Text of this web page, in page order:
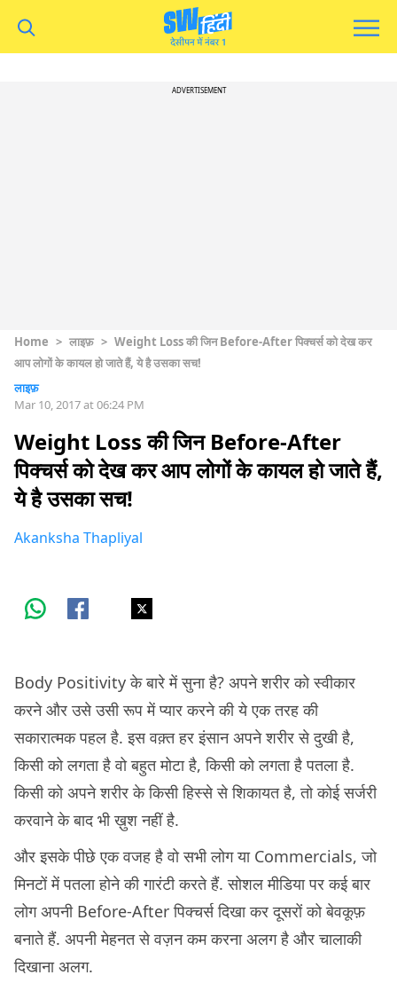
ADVERTISEMENT
Home > लाइफ़ > Weight Loss की जिन Before-After पिक्चर्स को देख कर
आप लोगों के कायल हो जाते हैं, ये है उसका सच!
लाइफ़
Mar 10, 2017 at 06:24 PM
Weight Loss की जिन Before-After
पिक्चर्स को देख कर आप लोगों के कायल हो जाते हैं,
ये है उसका सच!
Akanksha Thapliyal
Body Positivity के बारे में सुना है? अपने शरीर को स्वीकार
करने और उसे उसी रूप में प्यार करने की ये एक तरह की
सकारात्मक पहल है. इस वक़्त हर इंसान अपने शरीर से दुखी है,
किसी को लगता है वो बहुत मोटा है, किसी को लगता है पतला है.
किसी को अपने शरीर के किसी हिस्से से शिकायत है, तो कोई सर्जरी
करवाने के बाद भी ख़ुश नहीं है.
और इसके पीछे एक वजह है वो सभी लोग या Commercials, जो
मिनटों में पतला होने की गारंटी करते हैं. सोशल मीडिया पर कई बार
लोग अपनी Before-After पिक्चर्स दिखा कर दूसरों को बेवकूफ़
बनाते हैं. अपनी मेहनत से वज़न कम करना अलग है और चालाकी
दिखाना अलग.